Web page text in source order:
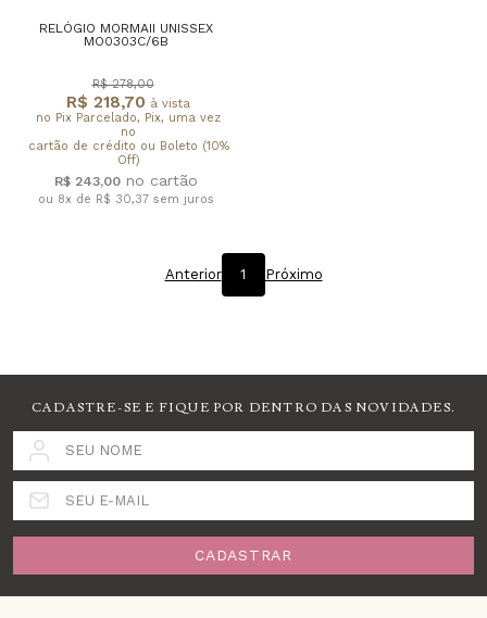
RELÓGIO MORMAII UNISSEX
MO0303C/6B
R$ 218,70 à vista
no Pix Parcelado, Pix, uma vez
no
cartão de crédito ou Boleto (10%
Off)
R$ 278,00
R$ 243,00
ou 8x de R$ 30,37 sem juros
Anterior 1 Próximo
CADASTRE-SE E FIQUE POR DENTRO DAS NOVIDADES.
SEU NOME
SEU E-MAIL
CADASTRAR